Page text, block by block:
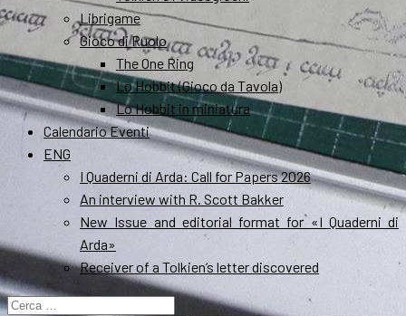
Librigame
Gioco di Ruolo
The One Ring
Lo Hobbit (Gioco da Tavola)
Lo Hobbit in miniatura
Calendario Eventi
ENG
I Quaderni di Arda: Call for Papers 2026
An interview with R. Scott Bakker
New Issue and editorial format for «I Quaderni di
Arda»
Receiver of a Tolkien’s letter discovered
Ricerca